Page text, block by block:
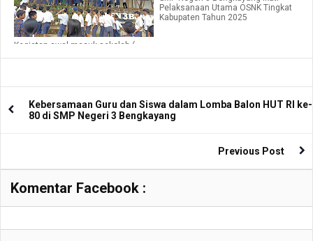
Kegiatan awal masuk sekolah (
Pelaksanaan Utama OSNK Tingkat
Kabupaten Tahun 2025
Kebersamaan Guru dan Siswa dalam Lomba Balon HUT RI ke-
80 di SMP Negeri 3 Bengkayang
Previous Post
Komentar Facebook :